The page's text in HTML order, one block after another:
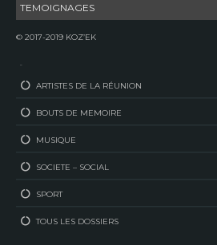
TEMOIGNAGES
© 2017-2019 KOZ’EK
–
ARTISTES DE LA RÉUNION
BOUTS DE MEMOIRE
MUSIQUE
SOCIETE – SOCIAL
SPORT
TOUS LES DOSSIERS